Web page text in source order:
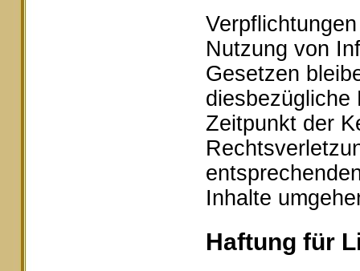
Nutzung von
Gesetzen
diesbezügliche
Zeitpunkt der
Inhalte
Haftung für